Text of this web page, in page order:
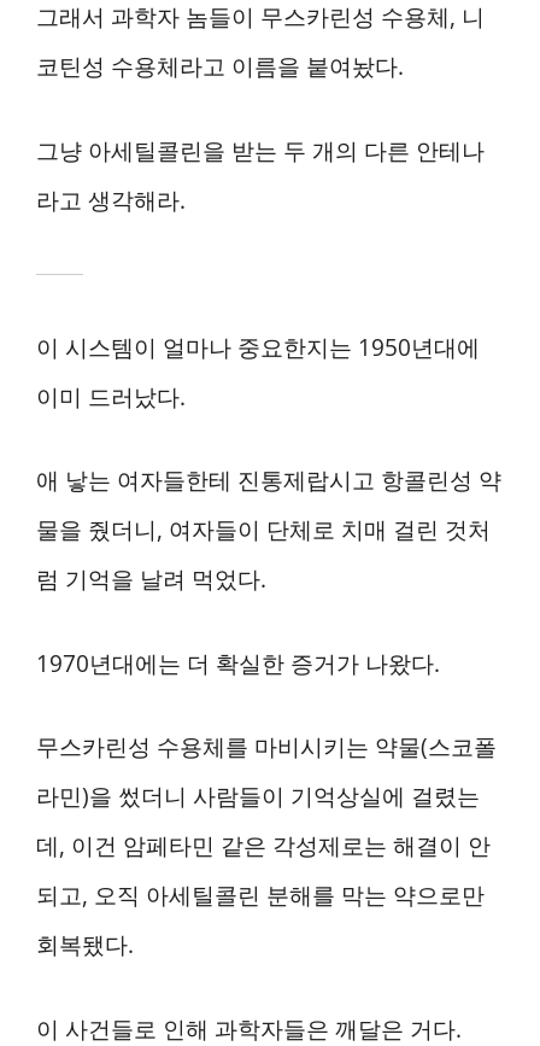
그래서 과학자 놈들이 무스카린성 수용체, 니
코틴성 수용체라고 이름을 붙여놨다.
그냥 아세틸콜린을 받는 두 개의 다른 안테나
라고 생각해라.
이 시스템이 얼마나 중요한지는 1950년대에
이미 드러났다.
애 낳는 여자들한테 진통제랍시고 항콜린성 약
물을 줬더니, 여자들이 단체로 치매 걸린 것처
럼 기억을 날려 먹었다.
1970년대에는 더 확실한 증거가 나왔다.
무스카린성 수용체를 마비시키는 약물(스코폴
라민)을 썼더니 사람들이 기억상실에 걸렸는
데, 이건 암페타민 같은 각성제로는 해결이 안
되고, 오직 아세틸콜린 분해를 막는 약으로만
회복됐다.
이 사건들로 인해 과학자들은 깨달은 거다.